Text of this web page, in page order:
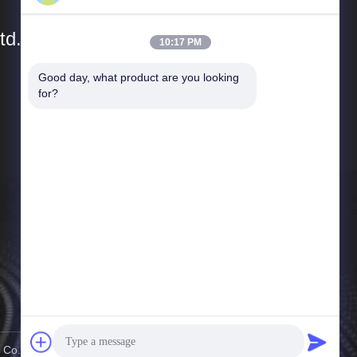
দ্রুত লিঙ্ক
Ltd. সমস্ত অধিকার সংরক্ষিত।
10:17 PM
Good day, what product are you looking
for?